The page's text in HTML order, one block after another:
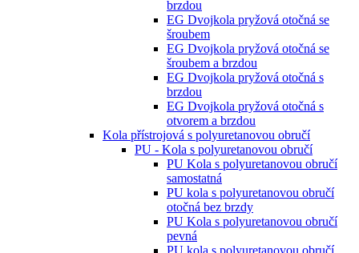
brzdou
EG Dvojkola pryžová otočná se
šroubem
EG Dvojkola pryžová otočná se
šroubem a brzdou
EG Dvojkola pryžová otočná s
brzdou
EG Dvojkola pryžová otočná s
otvorem a brzdou
Kola přístrojová s polyuretanovou obručí
PU - Kola s polyuretanovou obručí
PU Kola s polyuretanovou obručí
samostatná
PU kola s polyuretanovou obručí
otočná bez brzdy
PU Kola s polyuretanovou obručí
pevná
PU kola s polyuretanovou obručí